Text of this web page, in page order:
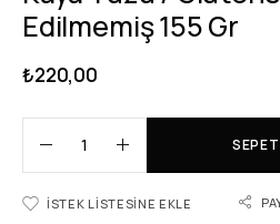
Edilmemiş 155 Gr
₺220,00
İSTEK LISTESINE EKLE